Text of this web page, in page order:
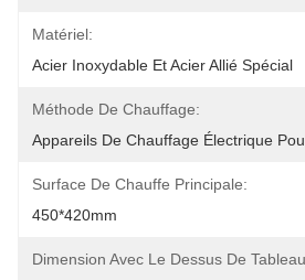
Matériel:
Acier Inoxydable Et Acier Allié Spécial
Méthode De Chauffage:
Appareils De Chauffage Électrique
Surface De Chauffe Principale:
450*420mm
Dimension Avec Le Dessus De